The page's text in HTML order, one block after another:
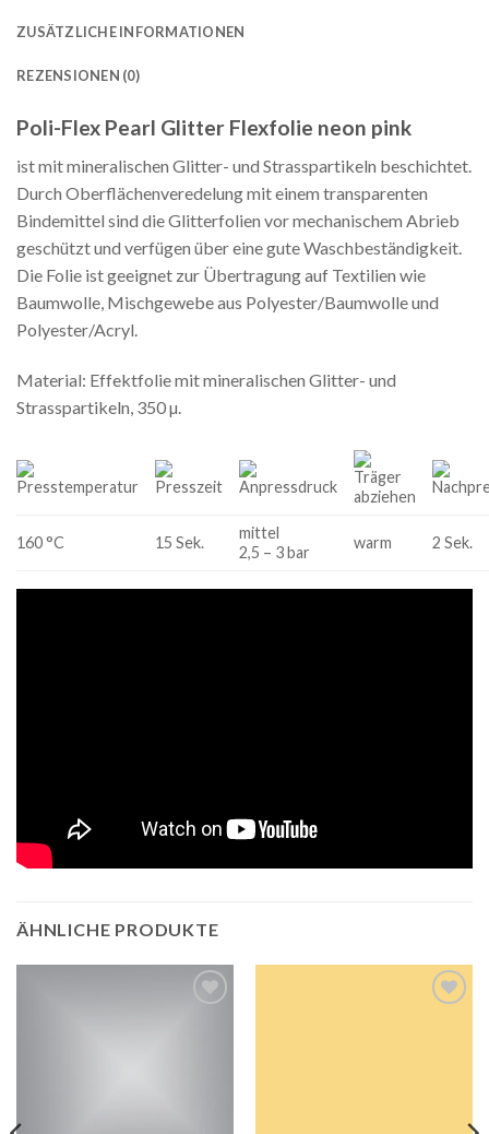
ZUSÄTZLICHE INFORMATIONEN
REZENSIONEN (0)
Poli-Flex Pearl Glitter Flexfolie neon pink
ist mit mineralischen Glitter- und Strasspartikeln beschichtet.
Durch Oberflächenveredelung mit einem transparenten
Bindemittel sind die Glitterfolien vor mechanischem Abrieb
geschützt und verfügen über eine gute Waschbeständigkeit.
Die Folie ist geeignet zur Übertragung auf Textilien wie
Baumwolle, Mischgewebe aus Polyester/Baumwolle und
Polyester/Acryl.
Material: Effektfolie mit mineralischen Glitter- und
Strasspartikeln, 350 µ.
160 °C 15 Sek.
mittel
2,5 – 3 bar
warm 2 Sek.
ÄHNLICHE PRODUKTE